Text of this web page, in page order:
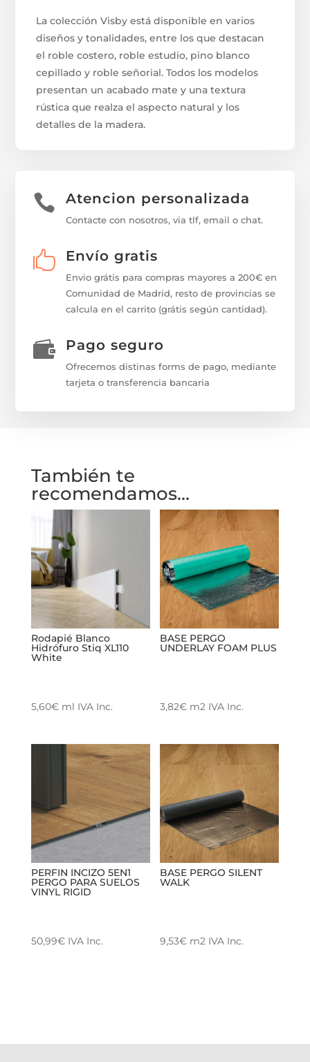
La colección Visby está disponible en varios
diseños y tonalidades, entre los que destacan
el roble costero, roble estudio, pino blanco
cepillado y roble señorial. Todos los modelos
presentan un acabado mate y una textura
rústica que realza el aspecto natural y los
detalles de la madera.
 Atencion personalizada
Contacte con nosotros, via tlf, email o chat.
 Envío gratis
Envio grátis para compras mayores a 200€ en
Comunidad de Madrid, resto de provincias se
calcula en el carrito (grátis según cantidad).
 Pago seguro
Ofrecemos distinas forms de pago, mediante
tarjeta o transferencia bancaria
También te
recomendamos…
Rodapié Blanco
Hidrófuro Stiq XL110
White
5,60€ml IVA Inc.
BASE PERGO
UNDERLAY FOAM PLUS
3,82€ m2 IVA Inc.
PERFIN INCIZO 5EN1
PERGO PARA SUELOS
VINYL RIGID
50,99€ IVA Inc.
BASE PERGO SILENT
WALK
9,53€ m2 IVA Inc.